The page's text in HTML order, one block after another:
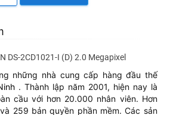
những nhà cung cấp hàng đầu thế
. Thành lập năm 2001, hiện nay là
cầu với hơn 20.000 nhân viên. Hơn
259 bản quyền phần mềm. Các sản